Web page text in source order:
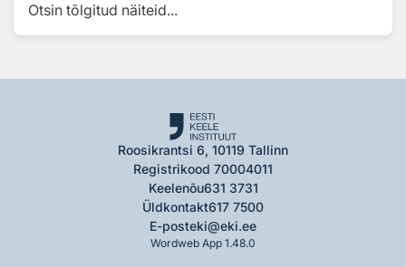
Otsin tõlgitud näiteid...
Roosikrantsi 6, 10119 Tallinn
Registrikood 70004011
Keelenõu631 3731
Üldkontakt617 7500
E-posteki@eki.ee
Wordweb App 1.48.0